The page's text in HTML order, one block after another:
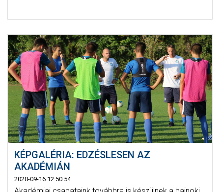
KÉPGALÉRIA: EDZÉSLESEN AZ
AKADÉMIÁN
2020-09-16 12:50:54